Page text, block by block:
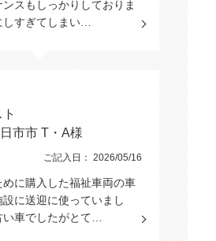
スもしっかりしておりま
しすぎてしまい…
市市 T・A様
ご記入日： 2026/05/16
に購入した福祉車両の車
に送迎に使っていまし
車でしたがとて…